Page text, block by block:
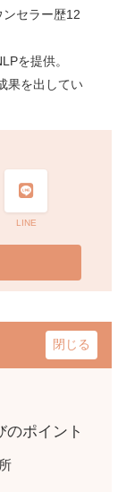
セラー歴12
を提供。
果を出してい
LINE
のポイント